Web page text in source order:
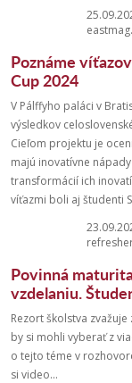
Poznáme
Cup 2024
V Pálffyho paláci v
výsledkov
Cieľom projektu je
majú inovatívne
transformácií ich
víťazmi boli aj študenti
Povinná
vzdelaniu.
Rezort školstva
by si mohli vyberať z
o tejto téme v
si video...